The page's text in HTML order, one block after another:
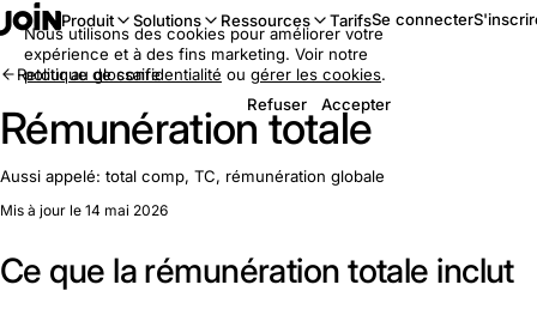
Produit Solutions Ressources TarifsSe connecter
Retour au glossaire
Rémunération totale
Aussi appelé: total comp, TC, rémunération globale
Mis à jour le 14 mai 2026
Ce que la rémunération totale inclut
Nous utilisons des cookies pour améliorer votre
expérience et à des fins marketing. Voir notre
politique de confidentialité ou gérer les cookies.
Refuser
Accepter